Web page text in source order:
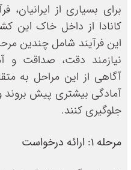
برای بسیاری از ایرانیان،
کانادا از داخل خاک این
این فرآیند شامل چندین
نیازمند دقت، صداقت و
آگاهی از این مراحل به
آمادگی بیشتری پیش بروند
جلوگیری کنند.
مرحله ۱: ارائه درخواست